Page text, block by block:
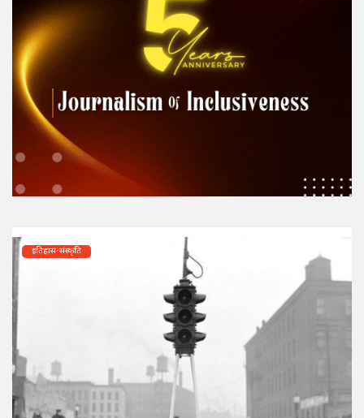
इतिहास-संस्कृति